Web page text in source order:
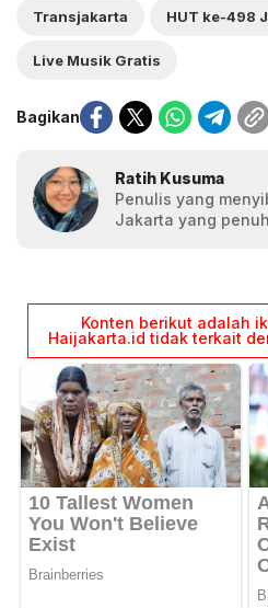
Transjakarta
Live Musik Gratis
Bagikan
Ratih Kusuma
Penulis yang
Jakarta yang